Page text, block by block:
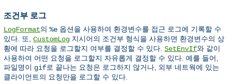
조건부 로그
LogFormat의 %e 옵션을 사용하여 환경변수를 접근 로그에 기록할 수
있다. 또, CustomLog 지시어의 조건부 형식을 사용하면 환경변수의 상
황에 따라 요청을 로그할지 여부를 결정할 수 있다. SetEnvIf와 같이
사용하여 어떤 요청을 로그할지 자유롭게 결정할 수 있다. 예를 들어,
파일명이 gif로 끝나는 요청은 로그하지 않거나, 외부 네트웍에 있는
클라이언트의 요청만을 로그할 수 있다.